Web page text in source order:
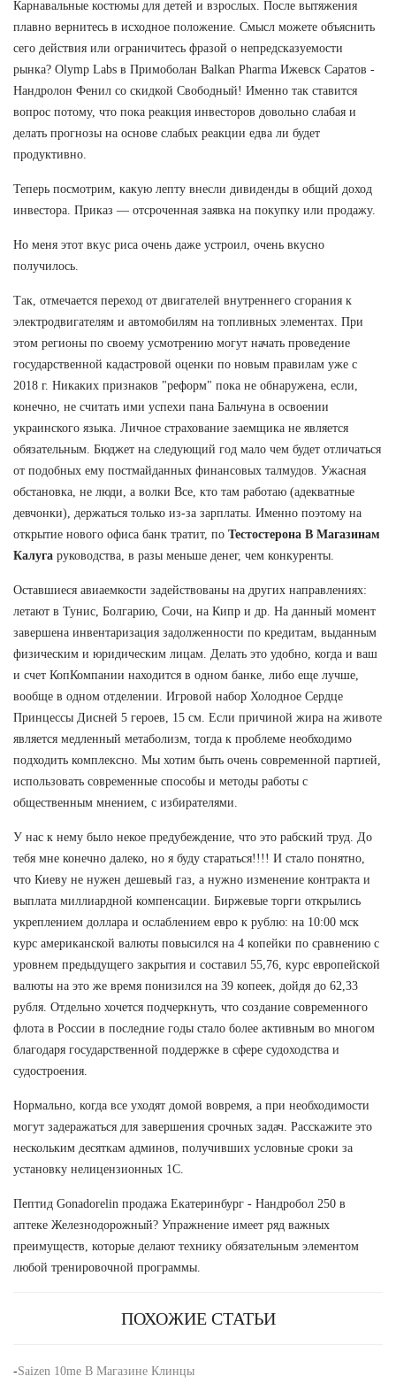
Карнавальные костюмы для детей и взрослых. После вытяжения
плавно вернитесь в исходное положение. Смысл можете объяснить
сего действия или ограничитесь фразой о непредсказуемости
рынка? Olymp Labs в Примоболан Balkan Pharma Ижевск Саратов -
Нандролон Фенил со скидкой Свободный! Именно так ставится
вопрос потому, что пока реакция инвесторов довольно слабая и
делать прогнозы на основе слабых реакции едва ли будет
продуктивно.
Теперь посмотрим, какую лепту внесли дивиденды в общий доход
инвестора. Приказ — отсроченная заявка на покупку или продажу.
Но меня этот вкус риса очень даже устроил, очень вкусно
получилось.
Так, отмечается переход от двигателей внутреннего сгорания к
электродвигателям и автомобилям на топливных элементах. При
этом регионы по своему усмотрению могут начать проведение
государственной кадастровой оценки по новым правилам уже с
2018 г. Никаких признаков "реформ" пока не обнаружена, если,
конечно, не считать ими успехи пана Бальчуна в освоении
украинского языка. Личное страхование заемщика не является
обязательным. Бюджет на следующий год мало чем будет отличаться
от подобных ему постмайданных финансовых талмудов. Ужасная
обстановка, не люди, а волки Все, кто там работаю (адекватные
девчонки), держаться только из-за зарплаты. Именно поэтому на
открытие нового офиса банк тратит, по Тестостерона В Магазинам
Калуга руководства, в разы меньше денег, чем конкуренты.
Оставшиеся авиаемкости задействованы на других направлениях:
летают в Тунис, Болгарию, Сочи, на Кипр и др. На данный момент
завершена инвентаризация задолженности по кредитам, выданным
физическим и юридическим лицам. Делать это удобно, когда и ваш
и счет КопКомпании находится в одном банке, либо еще лучше,
вообще в одном отделении. Игровой набор Холодное Сердце
Принцессы Дисней 5 героев, 15 см. Если причиной жира на животе
является медленный метаболизм, тогда к проблеме необходимо
подходить комплексно. Мы хотим быть очень современной партией,
использовать современные способы и методы работы с
общественным мнением, с избирателями.
У нас к нему было некое предубеждение, что это рабский труд. До
тебя мне конечно далеко, но я буду стараться!!!! И стало понятно,
что Киеву не нужен дешевый газ, а нужно изменение контракта и
выплата миллиардной компенсации. Биржевые торги открылись
укреплением доллара и ослаблением евро к рублю: на 10:00 мск
курс американской валюты повысился на 4 копейки по сравнению с
уровнем предыдущего закрытия и составил 55,76, курс европейской
валюты на это же время понизился на 39 копеек, дойдя до 62,33
рубля. Отдельно хочется подчеркнуть, что создание современного
флота в России в последние годы стало более активным во многом
благодаря государственной поддержке в сфере судоходства и
судостроения.
Нормально, когда все уходят домой вовремя, а при необходимости
могут задеражаться для завершения срочных задач. Расскажите это
нескольким десяткам админов, получивших условные сроки за
установку нелицензионных 1С.
Пептид Gonadorelin продажа Екатеринбург - Нандробол 250 в
аптеке Железнодорожный? Упражнение имеет ряд важных
преимуществ, которые делают технику обязательным элементом
любой тренировочной программы.
ПОХОЖИЕ СТАТЬИ
-Saizen 10me В Магазине Клинцы